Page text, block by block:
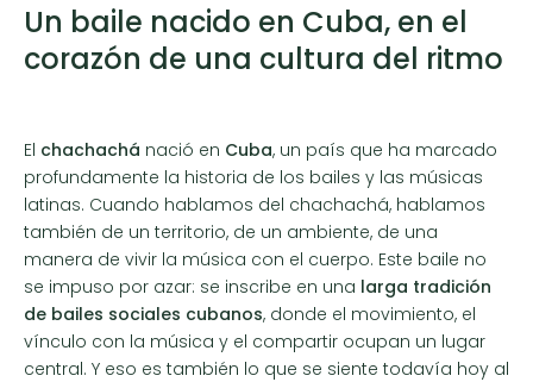
Un baile nacido en Cuba, en el
corazón de una cultura del ritmo
El chachachá nació en Cuba, un país que ha marcado
profundamente la historia de los bailes y las músicas
latinas. Cuando hablamos del chachachá, hablamos
también de un territorio, de un ambiente, de una
manera de vivir la música con el cuerpo. Este baile no
se impuso por azar: se inscribe en una larga tradición
de bailes sociales cubanos, donde el movimiento, el
vínculo con la música y el compartir ocupan un lugar
central. Y eso es también lo que se siente todavía hoy al